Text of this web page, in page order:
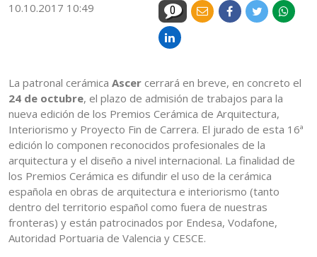
10.10.2017 10:49 0
La patronal cerámica Ascer cerrará en breve, en concreto el
24 de octubre, el plazo de admisión de trabajos para la
nueva edición de los Premios Cerámica de Arquitectura,
Interiorismo y Proyecto Fin de Carrera. El jurado de esta 16ª
edición lo componen reconocidos profesionales de la
arquitectura y el diseño a nivel internacional. La finalidad de
los Premios Cerámica es difundir el uso de la cerámica
española en obras de arquitectura e interiorismo (tanto
dentro del territorio español como fuera de nuestras
fronteras) y están patrocinados por Endesa, Vodafone,
Autoridad Portuaria de Valencia y CESCE.